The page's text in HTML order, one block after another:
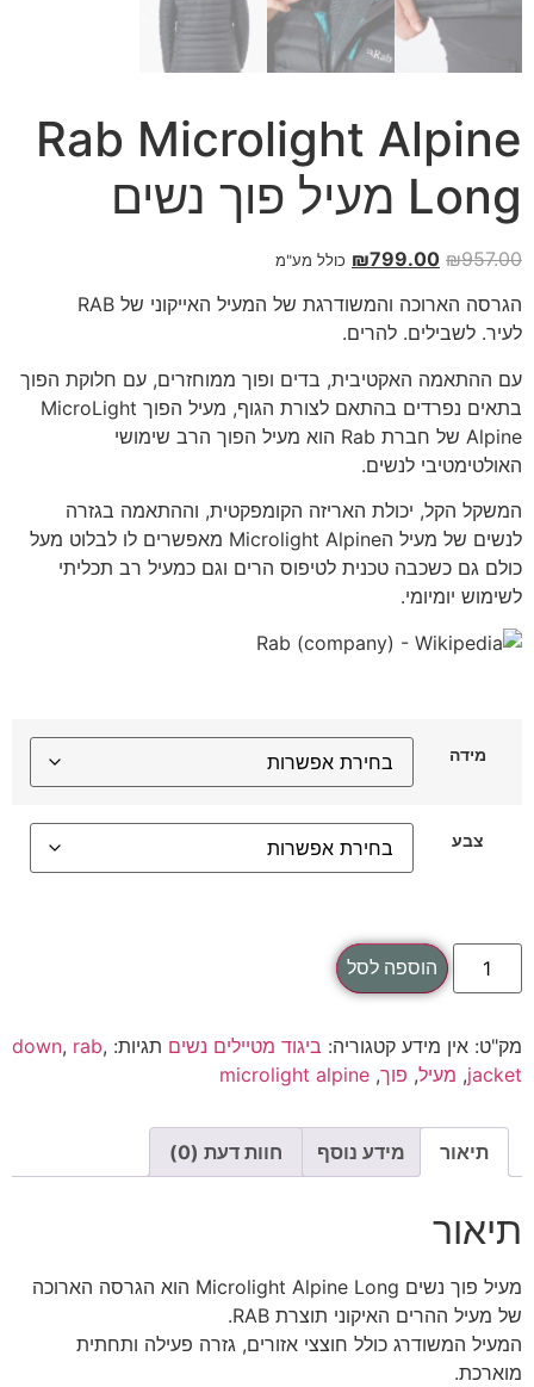
Rab Microlight Alpine
Long מעיל פוך נשים
₪957.00
₪799.00 כולל מע"מ
הגרסה הארוכה והמשודרגת של המעיל האייקוני של RAB
לעיר. לשבילים. להרים.
עם ההתאמה האקטיבית, בדים ופוך ממוחזרים, עם חלוקת הפוך
בתאים נפרדים בהתאם לצורת הגוף, מעיל הפוך MicroLight
Alpine של חברת Rab הוא מעיל הפוך הרב שימושי
האולטימטיבי לנשים.
המשקל הקל, יכולת האריזה הקומפקטית, וההתאמה בגזרה
לנשים של מעיל הMicrolight Alpine מאפשרים לו לבלוט מעל
כולם גם כשכבה טכנית לטיפוס הרים וגם כמעיל רב תכליתי
לשימוש יומיומי.
מידה
צבע
הוספה לסל
מק"ט: אין מידע קטגוריה: ביגוד מטיילים נשים תגיות: down, rab,
jacket
, מעיל, פוך,
microlight alpine
תיאור מידע נוסף חוות דעת (0)
תיאור
מעיל פוך נשים Microlight Alpine Long הוא הגרסה הארוכה
של מעיל ההרים האיקוני תוצרת RAB.
המעיל המשודרג כולל חוצצי אזורים, גזרה פעילה ותחתית
מוארכת.